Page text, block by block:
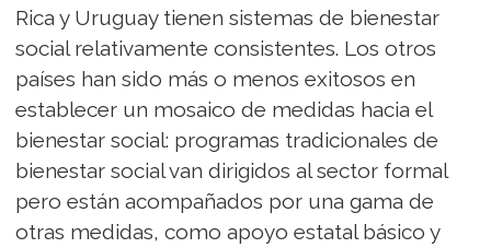
Rica y Uruguay tienen sistemas de bienestar
social relativamente consistentes. Los otros
países han sido más o menos exitosos en
establecer un mosaico de medidas hacia el
bienestar social: programas tradicionales de
bienestar social van dirigidos al sector formal
pero están acompañados por una gama de
otras medidas, como apoyo estatal básico y